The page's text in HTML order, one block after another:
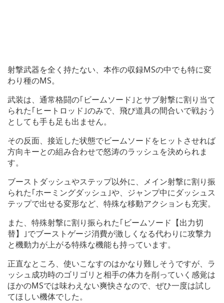
射撃武器を全く持たない、本作の収録MSの中でも特に変
わり種のMS。
武装は、通常格闘の｢ビームソード｣とサブ射撃に割り当て
られた｢ヒートロッド｣のみで、飛び道具の間合いで戦おう
としても手も足も出ません。
その反面、接近した状態でビームソードをヒットさせれば
方向キーとの組み合わせで怒涛のラッシュを決められま
す。
ブーストダッシュやステップ以外に、メイン射撃に割り振
られた｢ホーミングダッシュ｣や、ジャンプ中にダッシュス
テップで出せる変形など、特殊な移動アクションも充実。
また、特殊射撃に割り振られた｢ビームソード【出力切
替】｣でブーストゲージ消費が激しくなる代わりに攻撃力
と機動力が上がる特殊な機能も持っています。
正直なところ、使いこなすのはかなり難しそうですが、ラ
ッシュ成功時のゴリゴリと相手の体力を削っていく感覚は
ほかのMSでは味わえない爽快さなので、ぜひ一度は試し
てほしい機体でした。